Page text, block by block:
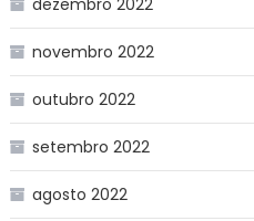
novembro 2022
outubro 2022
setembro 2022
agosto 2022